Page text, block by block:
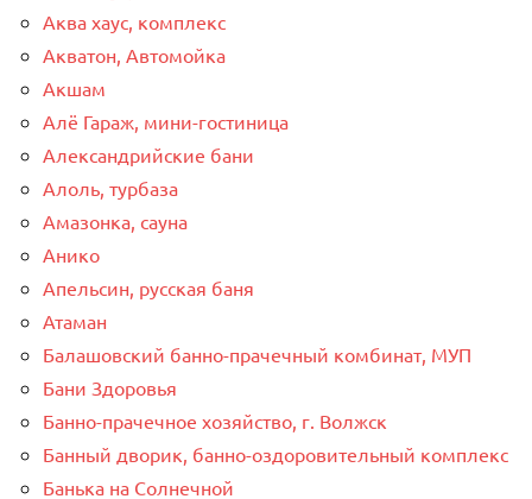
Аква хаус, комплекс
Акватон, Автомойка
Акшам
Алё Гараж, мини-гостиница
Александрийские бани
Алоль, турбаза
Амазонка, сауна
Анико
Апельсин, русская баня
Атаман
Балашовский банно-прачечный комбинат, МУП
Бани Здоровья
Банно-прачечное хозяйство, г. Волжск
Банный дворик, банно-оздоровительный комплекс
Банька на Солнечной